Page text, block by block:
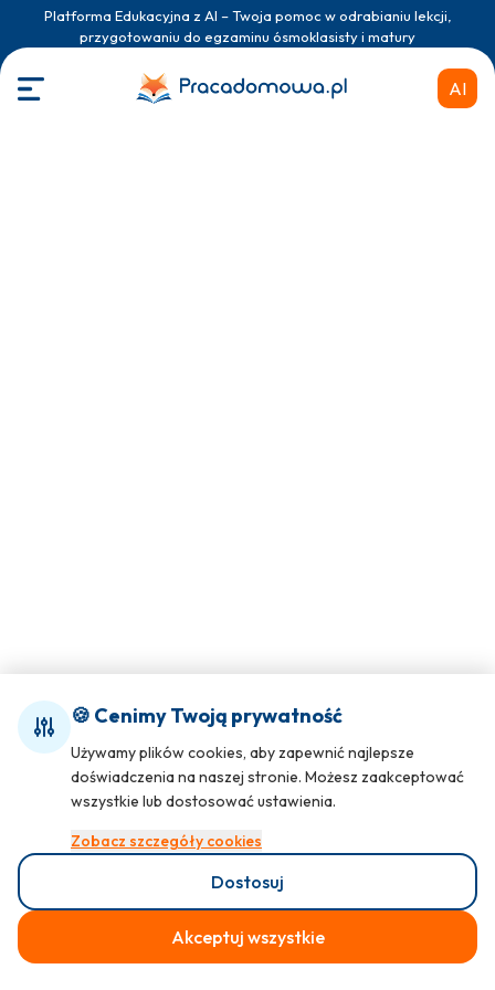
Platforma Edukacyjna z AI – Twoja pomoc w odrabianiu lekcji,
przygotowaniu do egzaminu ósmoklasisty i matury
AI
🍪 Cenimy Twoją prywatność
Używamy plików cookies, aby zapewnić najlepsze
doświadczenia na naszej stronie. Możesz zaakceptować
wszystkie lub dostosować ustawienia.
Zobacz szczegóły cookies
Dostosuj
Akceptuj wszystkie